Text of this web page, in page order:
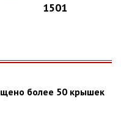
1501
более 50 крышек